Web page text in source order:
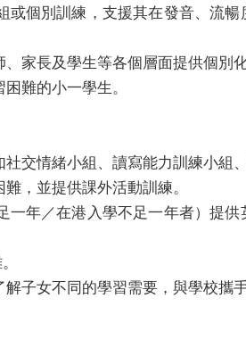
個別訓練，支援其在發音、流
家長及學生等各個層面提供個別化
難的小一學生。
交情緒小組、讀寫能力訓練小組
，並提供課外活動訓練。
年／在港入學不足一年者）提
子女不同的學習需要，與學校攜